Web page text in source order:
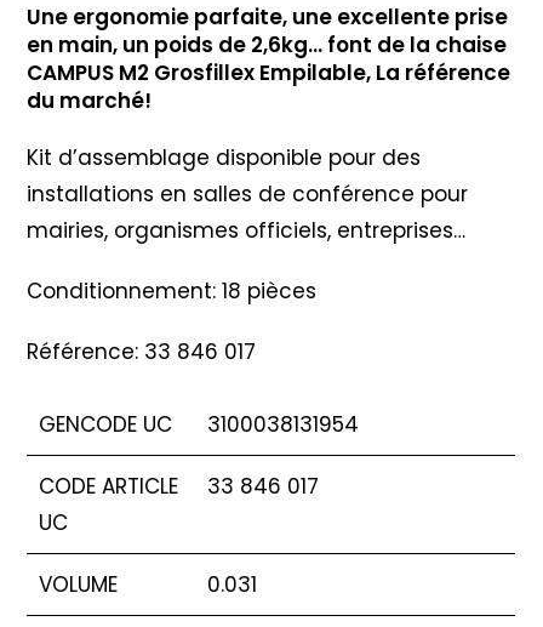
Une ergonomie parfaite, une excellente prise
en main, un poids de 2,6kg… font de la chaise
CAMPUS M2 Grosfillex Empilable, La référence
du marché!
Kit d’assemblage disponible pour des
installations en salles de conférence pour
mairies, organismes officiels, entreprises…
Conditionnement: 18 pièces
Référence: 33 846 017
GENCODE UC 3100038131954
CODE ARTICLE
UC
33 846 017
VOLUME 0.031